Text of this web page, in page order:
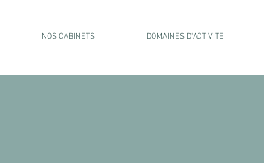
NOS CABINETS DOMAINES D'ACTIVITE